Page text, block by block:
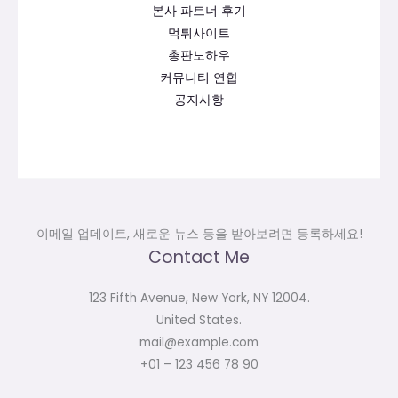
본사 파트너 후기
먹튀사이트
총판노하우
커뮤니티 연합
공지사항
이메일 업데이트, 새로운 뉴스 등을 받아보려면 등록하세요!
Contact Me
123 Fifth Avenue, New York, NY 12004.
United States.
mail@example.com
+01 – 123 456 78 90